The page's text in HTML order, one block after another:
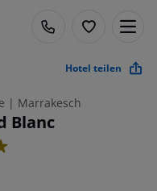
Hotel teilen
| Marrakesch
Blanc